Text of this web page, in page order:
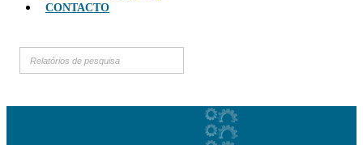
CONTACTO